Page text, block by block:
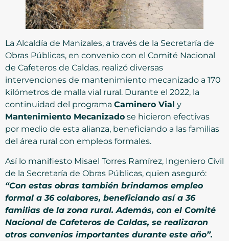
La Alcaldía de Manizales, a través de la Secretaría de
Obras Públicas, en convenio con el Comité Nacional
de Cafeteros de Caldas, realizó diversas
intervenciones de mantenimiento mecanizado a 170
kilómetros de malla vial rural. Durante el 2022, la
continuidad del programa Caminero Vial y
Mantenimiento Mecanizado se hicieron efectivas
por medio de esta alianza, beneficiando a las familias
del área rural con empleos formales.
Así lo manifiesto Misael Torres Ramírez, Ingeniero Civil
de la Secretaría de Obras Públicas, quien aseguró:
“Con estas obras también brindamos empleo
formal a 36 colabores, beneficiando así a 36
familias de la zona rural. Además, con el Comité
Nacional de Cafeteros de Caldas, se realizaron
otros convenios importantes durante este año”.